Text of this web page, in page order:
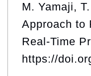
M. Yamaji,
Approach to
Real-Time
https://